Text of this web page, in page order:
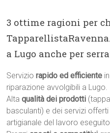
3 ottime ragioni per
a Lugo anche per
Serviziorapido ed efficiente
riparazione avvolgibili a Lugo.
Altaqualità dei prodotti
basculanti) e dei servizi
artigianale del lavoro